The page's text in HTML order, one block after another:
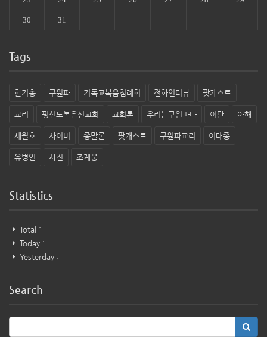
30 31
Tags
한기총 구원파 기독교복음침례회 전화인터뷰 팟케스트
교리 평신도복음선교회 교회론 우리는구원파다 이단 아해
세월호 사이비 종말론 팟캐스트 구원파교리 이태종
유병언 사진 조계웅
Statistics
Total :
Today :
Yesterday :
Search